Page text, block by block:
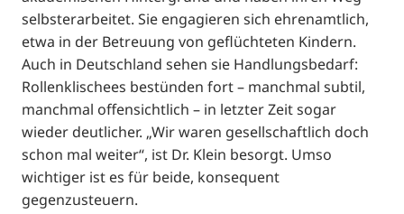
selbsterarbeitet. Sie engagieren sich ehrenamtlich,
etwa in der Betreuung von geflüchteten Kindern.
Auch in Deutschland sehen sie Handlungsbedarf:
Rollenklischees bestünden fort – manchmal subtil,
manchmal offensichtlich – in letzter Zeit sogar
wieder deutlicher. „Wir waren gesellschaftlich doch
schon mal weiter“, ist Dr. Klein besorgt. Umso
wichtiger ist es für beide, konsequent
gegenzusteuern.